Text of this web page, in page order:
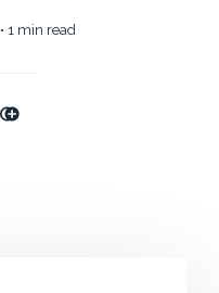
• 1 min read